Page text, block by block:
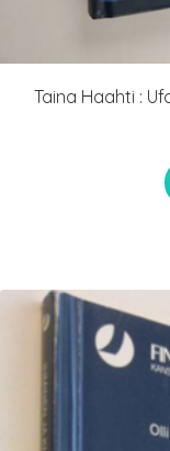
Taina Haahti :